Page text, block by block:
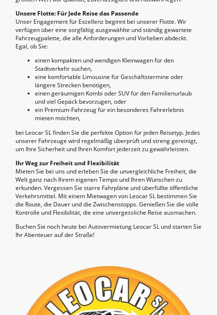
Unsere Flotte: Für Jede Reise das Passende
Unser Engagement für Exzellenz beginnt bei unserer Flotte. Wir
verfügen über eine sorgfältig ausgewählte und ständig gewartete
Fahrzeugpalette, die alle Anforderungen und Vorlieben abdeckt.
Egal, ob Sie:
einen kompakten und wendigen Kleinwagen für den
Stadtverkehr suchen,
eine komfortable Limousine für Geschäftstermine oder
längere Strecken benötigen,
einen geräumigen Kombi oder SUV für den Familienurlaub
und viel Gepäck bevorzugen, oder
ein Premium-Fahrzeug für ein besonderes Fahrerlebnis
mieten möchten,
bei Leocar SL finden Sie die perfekte Option für jeden Reisetyp. Jedes
unserer Fahrzeuge wird regelmäßig überprüft und streng gereinigt,
um Ihre Sicherheit und Ihren Komfort jederzeit zu gewährleisten.
Ihr Weg zur Freiheit und Flexibilität
Mieten Sie bei uns und erleben Sie die unvergleichliche Freiheit, die
Welt ganz nach Ihrem eigenen Tempo und Ihren Wünschen zu
erkunden. Vergessen Sie starre Fahrpläne und überfüllte öffentliche
Verkehrsmittel. Mit einem Mietwagen von Leocar SL bestimmen Sie
die Route, die Dauer und die Zwischenstopps. Genießen Sie die volle
Kontrolle und Flexibilität, die eine unvergessliche Reise ausmachen.
Buchen Sie noch heute bei Autovermietung Leocar SL und starten Sie
Ihr Abenteuer auf der Straße!